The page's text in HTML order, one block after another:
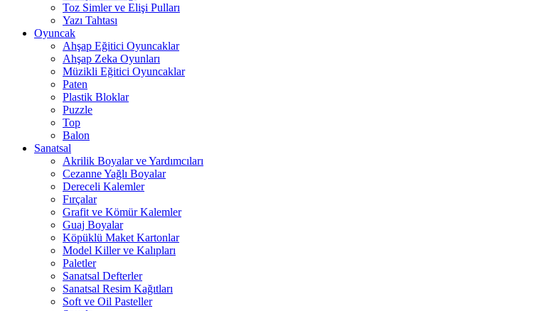
Toz Simler ve Elişi Pulları
Yazı Tahtası
Oyuncak
Ahşap Eğitici Oyuncaklar
Ahşap Zeka Oyunları
Müzikli Eğitici Oyuncaklar
Paten
Plastik Bloklar
Puzzle
Top
Balon
Sanatsal
Akrilik Boyalar ve Yardımcıları
Cezanne Yağlı Boyalar
Dereceli Kalemler
Fırçalar
Grafit ve Kömür Kalemler
Guaj Boyalar
Köpüklü Maket Kartonlar
Model Killer ve Kalıpları
Paletler
Sanatsal Defterler
Sanatsal Resim Kağıtları
Soft ve Oil Pasteller